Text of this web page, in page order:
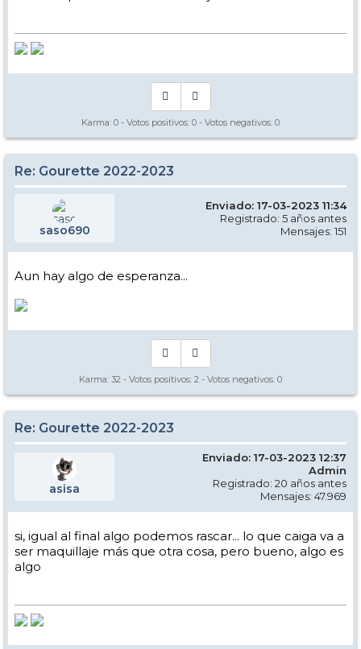
Karma: 0 - Votos positivos: 0 - Votos negativos: 0
Re: Gourette 2022-2023
saso690
Enviado: 17-03-2023 11:34
Registrado: 5 años antes
Mensajes: 151
Aun hay algo de esperanza...
Karma: 32 - Votos positivos: 2 - Votos negativos: 0
Re: Gourette 2022-2023
asisa
Enviado: 17-03-2023 12:37
Admin
Registrado: 20 años antes
Mensajes: 47.969
si, igual al final algo podemos rascar... lo que caiga va a
ser maquillaje más que otra cosa, pero bueno, algo es
algo